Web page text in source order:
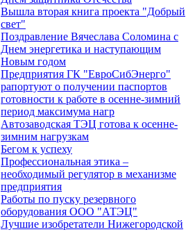
Вышла вторая книга проекта "Добрый
свет"
Поздравление Вячеслава Соломина с
Днем энергетика и наступающим
Новым годом
Предприятия ГК "ЕвроСибЭнерго"
рапортуют о получении паспортов
готовности к работе в осенне-зимний
период максимума нагр
Автозаводская ТЭЦ готова к осенне-
зимним нагрузкам
Бегом к успеху
Профессиональная этика –
необходимый регулятор в механизме
предприятия
Работы по пуску резервного
оборудования ООО "АТЭЦ"
Лучшие изобретатели Нижегородской